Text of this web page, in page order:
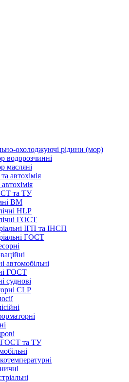
охолоджуючі рідини (мор)
водорозчинні
масляні
автохімія
та ТУ
ВМ
HLP
ГОСТ
ІГП та ІНСП
ГОСТ
автомобільні
ГОСТ
суднові
CLP
ГОСТ та ТУ